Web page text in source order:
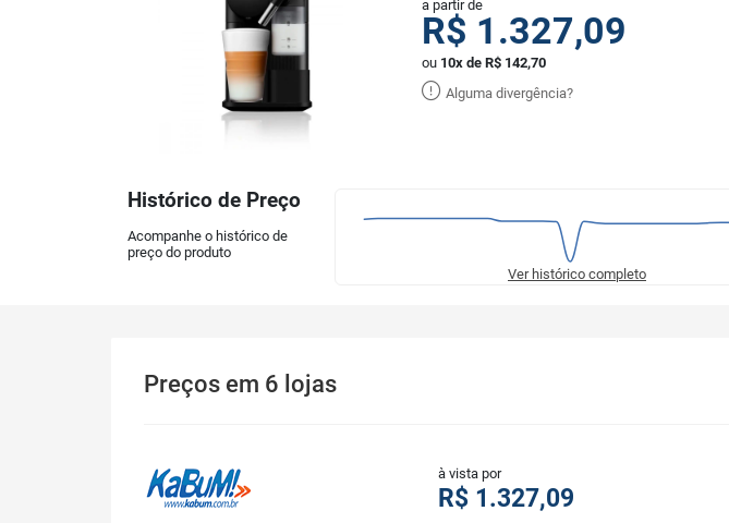
a partir de
R$ 1.327,09
ou 10x de R$ 142,70
Alguma divergência?
Histórico de Preço
Acompanhe o histórico de
preço do produto
Ver histórico completo
Preços em 6 lojas
à vista por
R$ 1.327,09